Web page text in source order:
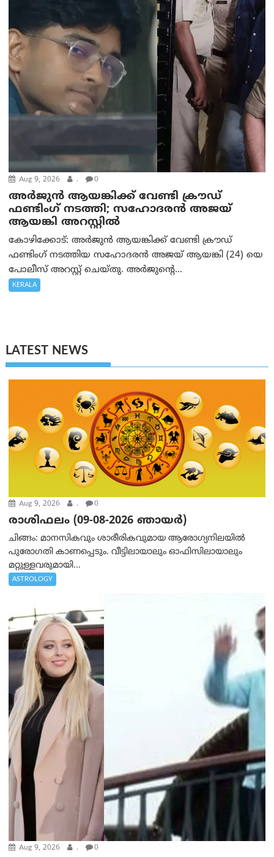
Aug 9, 2026 . 0
അർജുൻ ആയങ്കിക്ക് വേണ്ടി ക്രൗഡ്
ഫണ്ടിംഗ് നടത്തി; സഹോദരന്‍ അജയ്
ആയങ്കി അറസ്റ്റിൽ
കോഴിക്കോട്: അർജുൻ ആയങ്കിക്ക് വേണ്ടി ക്രൗഡ്
ഫണ്ടിംഗ് നടത്തിയ സഹോദരന്‍ അജയ് ആയങ്കി (24) യെ
പോലീസ് അറസ്റ്റ് ചെയ്തു. അർജുന്റെ...
KERALA
LATEST NEWS
Aug 9, 2026 . 0
രാശിഫലം (09-08-2026 ഞായര്‍)
ചിങ്ങം: മാനസികവും ശാരീരികവുമായ ആരോഗ്യനിലയിൽ
പുരോഗതി കാണപ്പെടും. വീട്ടിലായാലും ഓഫിസിലായാലും
മറ്റുള്ളവരുമായി...
ASTROLOGY
Aug 9, 2026 . 0